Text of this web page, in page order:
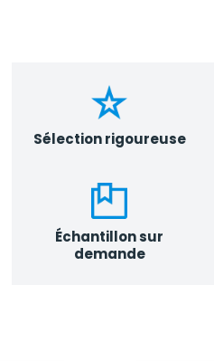
Sélection rigoureuse
Échantillon sur
demande